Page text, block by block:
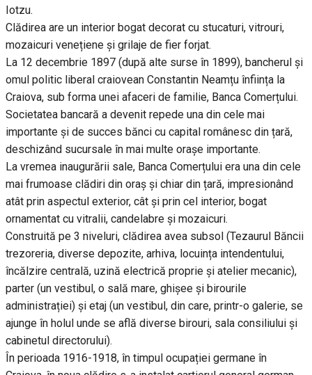
Iotzu.
Clădirea are un interior bogat decorat cu stucaturi, vitrouri,
mozaicuri venețiene și grilaje de fier forjat.
La 12 decembrie 1897 (după alte surse în 1899), bancherul și
omul politic liberal craiovean Constantin Neamțu înființa la
Craiova, sub forma unei afaceri de familie, Banca Comerțului.
Societatea bancară a devenit repede una din cele mai
importante și de succes bănci cu capital românesc din țară,
deschizând sucursale în mai multe orașe importante.
La vremea inaugurării sale, Banca Comerțului era una din cele
mai frumoase clădiri din oraș și chiar din țară, impresionând
atât prin aspectul exterior, cât și prin cel interior, bogat
ornamentat cu vitralii, candelabre și mozaicuri.
Construită pe 3 niveluri, clădirea avea subsol (Tezaurul Băncii
trezoreria, diverse depozite, arhiva, locuința intendentului,
încălzire centrală, uzină electrică proprie și atelier mecanic),
parter (un vestibul, o sală mare, ghișee și birourile
administrației) și etaj (un vestibul, din care, printr-o galerie, se
ajunge în holul unde se află diverse birouri, sala consiliului și
cabinetul directorului).
În perioada 1916-1918, în timpul ocupației germane în